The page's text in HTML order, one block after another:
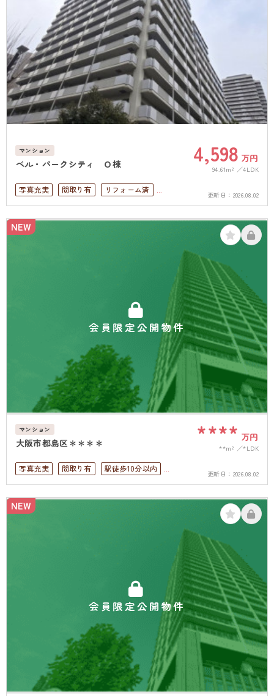
マンション
ベル・パークシティ Ｏ棟 4,598 万円
94.61m² 4LDK
写真充実 間取り有
リフォーム済
ペット可
4LDK以上
南面バルコニー
オートロック
更新日： 2026.08.02
会員限定公開物件
NEW
マンション
大阪市都島区＊＊＊＊ **** 万円
**m² *LDK
写真充実 間取り有
駅徒歩10分以内
高層階
オートロック 角部屋
更新日： 2026.08.02
会員限定公開物件
NEW